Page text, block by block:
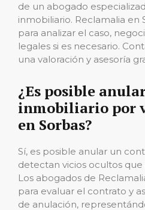
de un abogado
inmobiliario. Reclamalia en
para analizar el caso,
legales si es necesario.
una valoración y asesoría
¿Es posible
inmobiliario por
en Sorbas?
Sí, es posible anular un
detectan vicios ocultos
Los abogados de
para evaluar el contrato y
de anulación,